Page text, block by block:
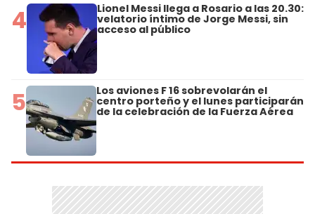
4 Lionel Messi llega a Rosario a las 20.30:
velatorio íntimo de Jorge Messi, sin
acceso al público
5 Los aviones F 16 sobrevolarán el
centro porteño y el lunes participarán
de la celebración de la Fuerza Aérea